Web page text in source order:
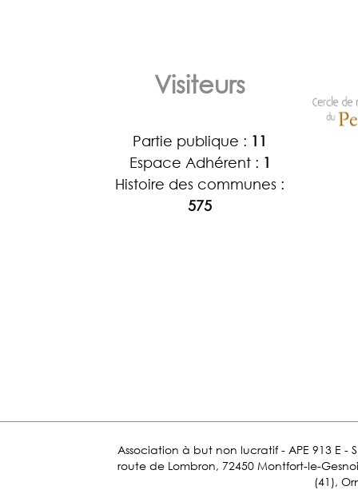
Visiteurs
Partie publique : 11
Espace Adhérent : 1
Histoire des communes :
575
Association à but non lucratif - APE 913 E -
route de Lombron, 72450 Montfort-le-
(41),